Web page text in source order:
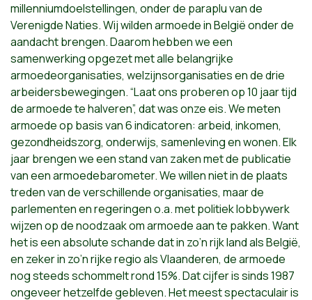
millenniumdoelstellingen, onder de paraplu van de
Verenigde Naties. Wij wilden armoede in België onder de
aandacht brengen. Daarom hebben we een
samenwerking opgezet met alle belangrijke
armoedeorganisaties, welzijnsorganisaties en de drie
arbeidersbewegingen. “Laat ons proberen op 10 jaar tijd
de armoede te halveren”, dat was onze eis. We meten
armoede op basis van 6 indicatoren: arbeid, inkomen,
gezondheidszorg, onderwijs, samenleving en wonen. Elk
jaar brengen we een stand van zaken met de publicatie
van een armoedebarometer. We willen niet in de plaats
treden van de verschillende organisaties, maar de
parlementen en regeringen o.a. met politiek lobbywerk
wijzen op de noodzaak om armoede aan te pakken. Want
het is een absolute schande dat in zo’n rijk land als België,
en zeker in zo’n rijke regio als Vlaanderen, de armoede
nog steeds schommelt rond 15%. Dat cijfer is sinds 1987
ongeveer hetzelfde gebleven. Het meest spectaculair is